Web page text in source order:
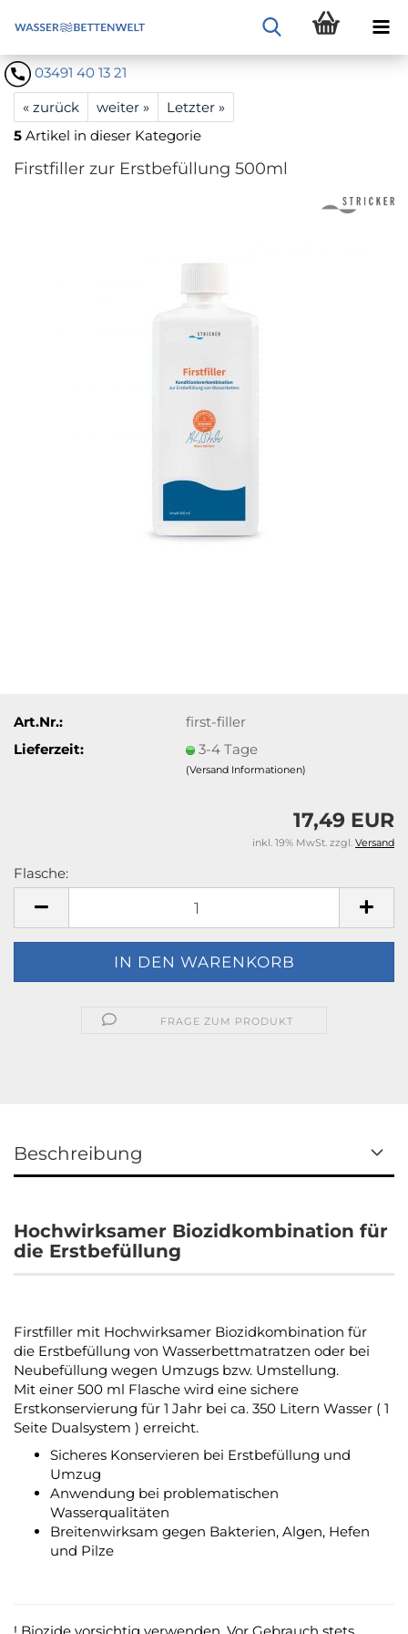
03491 40 13 21
« zurück
weiter »
Letzter »
5 Artikel in dieser Kategorie
Firstfiller zur Erstbefüllung 500ml
Art.Nr.:
first-filler
Lieferzeit:
3-4 Tage
(Versand Informationen)
17,49 EUR
inkl. 19% MwSt. zzgl. Versand
Flasche:
FRAGE ZUM PRODUKT
Beschreibung
Hochwirksamer Biozidkombination für
die Erstbefüllung
Firstfiller mit Hochwirksamer Biozidkombination für
die Erstbefüllung von Wasserbettmatratzen oder bei
Neubefüllung wegen Umzugs bzw. Umstellung.
Mit einer 500 ml Flasche wird eine sichere
Erstkonservierung für 1 Jahr bei ca. 350 Litern Wasser ( 1
Seite Dualsystem ) erreicht.
Sicheres Konservieren bei Erstbefüllung und
Umzug
Anwendung bei problematischen
Wasserqualitäten
Breitenwirksam gegen Bakterien, Algen, Hefen
und Pilze